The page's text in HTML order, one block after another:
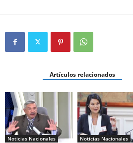
Artículos relacionados
Noticias Nacionales Noticias Nacionales